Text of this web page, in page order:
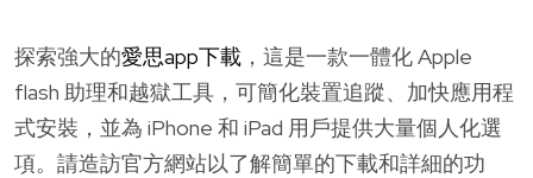
探索強大的愛思app下載 ，這是一款一體化 Apple
flash 助理和越獄工具，可簡化裝置追蹤、加快應用程
式安裝，並為 iPhone 和 iPad 用戶提供大量個人化選
項。請造訪官方網站以了解簡單的下載和詳細的功